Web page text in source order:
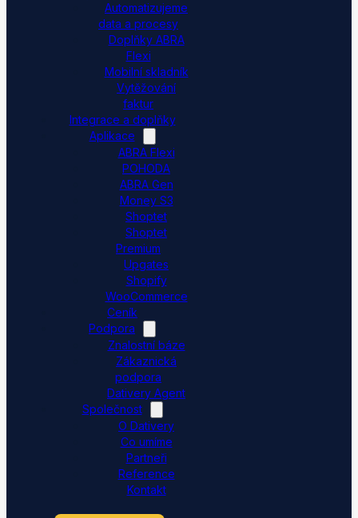
Automatizujeme
data a procesy
Doplňky ABRA
Flexi
Mobilní skladník
Vytěžování
faktur
Integrace a doplňky
Aplikace
ABRA Flexi
POHODA
ABRA Gen
Money S3
Shoptet
Shoptet
Premium
Upgates
Shopify
WooCommerce
Ceník
Podpora
Znalostní báze
Zákaznická
podpora
Dativery Agent
Společnost
O Dativery
Co umíme
Partneři
Reference
Kontakt